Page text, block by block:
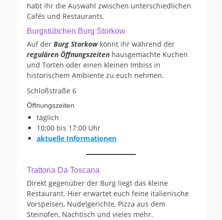
habt ihr die Auswahl zwischen unterschiedlichen
Cafés und Restaurants.
Burgstübchen Burg Storkow
Auf der Burg Storkowkönnt ihr während der
regulären Öffnungszeiten hausgemachte Kuchen
und Torten oder einen kleinen Imbiss in
historischem Ambiente zu euch nehmen.
Schloßstraße 6
Öffnungszeiten
täglich
10:00 bis 17:00 Uhr
aktuelle Informationen
Trattoria Da Toscana
Direkt gegenüber der Burg liegt das kleine
Restaurant. Hier erwartet euch feine italienische
Vorspeisen, Nudelgerichte, Pizza aus dem
Steinofen, Nachtisch und vieles mehr.